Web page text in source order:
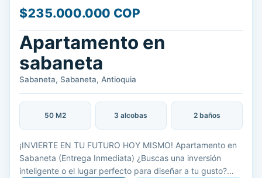
Apartamento en
sabaneta
Sabaneta, Sabaneta, Antioquia
$235.000.000 COP
50 M2 3 alcobas 2 baños
¡INVIERTE EN TU FUTURO HOY MISMO! Apartamento en
Sabaneta (Entrega Inmediata) ¿Buscas una inversión
inteligente o el lugar perfecto para diseñar a tu gusto?